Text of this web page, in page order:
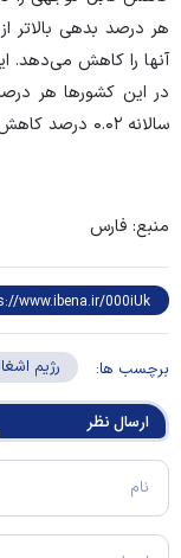
آنها را کاهش می‌دهد.
سالانه ۰.۰۲ درصد کاهش می‌دهد.
منبع: فارس
برچسب ها: رژیم
ارسال‌ نظر